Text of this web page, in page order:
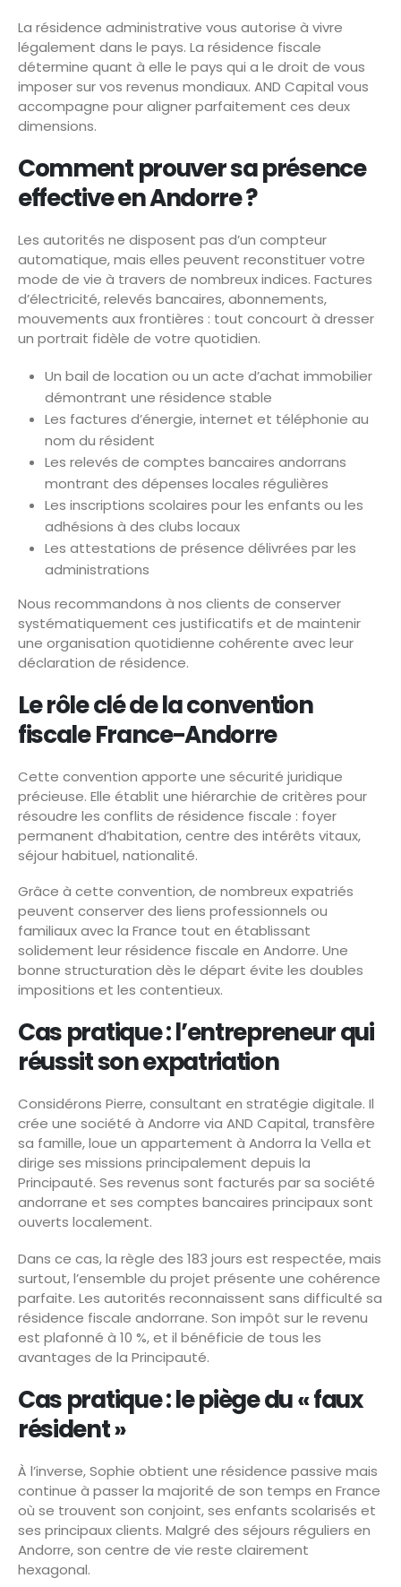
La résidence administrative vous autorise à vivre
légalement dans le pays. La résidence fiscale
détermine quant à elle le pays qui a le droit de vous
imposer sur vos revenus mondiaux. AND Capital vous
accompagne pour aligner parfaitement ces deux
dimensions.
Comment prouver sa présence
effective en Andorre ?
Les autorités ne disposent pas d’un compteur
automatique, mais elles peuvent reconstituer votre
mode de vie à travers de nombreux indices. Factures
d’électricité, relevés bancaires, abonnements,
mouvements aux frontières : tout concourt à dresser
un portrait fidèle de votre quotidien.
Un bail de location ou un acte d’achat immobilier
démontrant une résidence stable
Les factures d’énergie, internet et téléphonie au
nom du résident
Les relevés de comptes bancaires andorrans
montrant des dépenses locales régulières
Les inscriptions scolaires pour les enfants ou les
adhésions à des clubs locaux
Les attestations de présence délivrées par les
administrations
Nous recommandons à nos clients de conserver
systématiquement ces justificatifs et de maintenir
une organisation quotidienne cohérente avec leur
déclaration de résidence.
Le rôle clé de la convention
fiscale France-Andorre
Cette convention apporte une sécurité juridique
précieuse. Elle établit une hiérarchie de critères pour
résoudre les conflits de résidence fiscale : foyer
permanent d’habitation, centre des intérêts vitaux,
séjour habituel, nationalité.
Grâce à cette convention, de nombreux expatriés
peuvent conserver des liens professionnels ou
familiaux avec la France tout en établissant
solidement leur résidence fiscale en Andorre. Une
bonne structuration dès le départ évite les doubles
impositions et les contentieux.
Cas pratique : l’entrepreneur qui
réussit son expatriation
Considérons Pierre, consultant en stratégie digitale. Il
crée une société à Andorre via AND Capital, transfère
sa famille, loue un appartement à Andorra la Vella et
dirige ses missions principalement depuis la
Principauté. Ses revenus sont facturés par sa société
andorrane et ses comptes bancaires principaux sont
ouverts localement.
Dans ce cas, la règle des 183 jours est respectée, mais
surtout, l’ensemble du projet présente une cohérence
parfaite. Les autorités reconnaissent sans difficulté sa
résidence fiscale andorrane. Son impôt sur le revenu
est plafonné à 10 %, et il bénéficie de tous les
avantages de la Principauté.
Cas pratique : le piège du « faux
résident »
À l’inverse, Sophie obtient une résidence passive mais
continue à passer la majorité de son temps en France
où se trouvent son conjoint, ses enfants scolarisés et
ses principaux clients. Malgré des séjours réguliers en
Andorre, son centre de vie reste clairement
hexagonal.